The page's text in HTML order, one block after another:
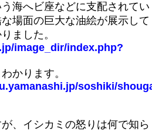
海へビ座などに支配されてい
場面の巨大な油絵が展示して
ました。
image_dir/index.php?
かります。
soshiki/
、イシカミの怒りは何で知ら